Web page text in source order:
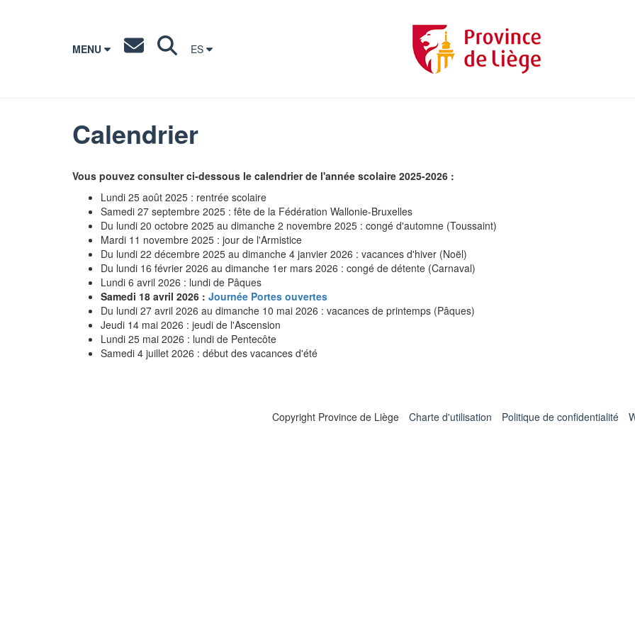
MENU ES
Calendrier
Vous pouvez consulter ci-dessous le calendrier de l'année scolaire 2025-2026 :
Lundi 25 août 2025 : rentrée scolaire
Samedi 27 septembre 2025 : fête de la Fédération Wallonie-Bruxelles
Du lundi 20 octobre 2025 au dimanche 2 novembre 2025 : congé d'automne (Toussaint)
Mardi 11 novembre 2025 : jour de l'Armistice
Du lundi 22 décembre 2025 au dimanche 4 janvier 2026 : vacances d'hiver (Noël)
Du lundi 16 février 2026 au dimanche 1er mars 2026 : congé de détente (Carnaval)
Lundi 6 avril 2026 : lundi de Pâques
Samedi 18 avril 2026 : Journée Portes ouvertes
Du lundi 27 avril 2026 au dimanche 10 mai 2026 : vacances de printemps (Pâques)
Jeudi 14 mai 2026 : jeudi de l'Ascension
Lundi 25 mai 2026 : lundi de Pentecôte
Samedi 4 juillet 2026 : début des vacances d'été
Copyright Province de Liège Charte d'utilisation Politique de confidentialité